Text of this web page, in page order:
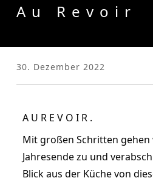
Au Revoir
30. Dezember 2022
A U R E V O I R .
Mit großen Schritten gehen
Jahresende zu und
Blick aus der Küche von